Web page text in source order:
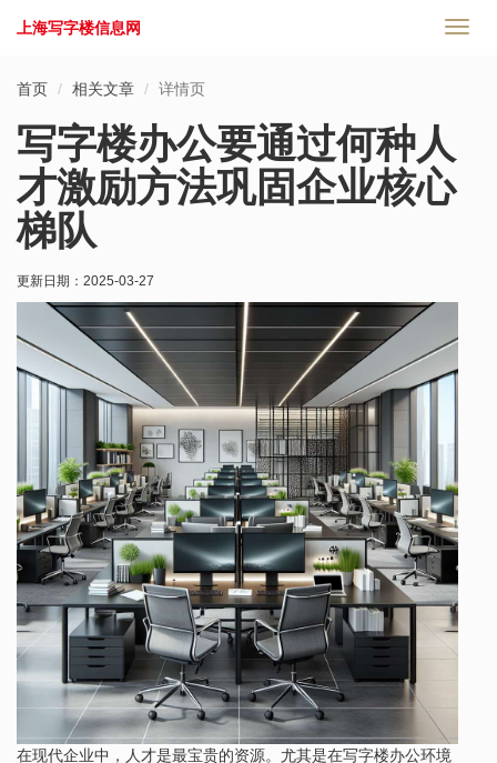
切
上海写字楼信息网
首页 相关文章 详情页
写字楼办公要通过何种人
才激励方法巩固企业核心
梯队
更新日期： 2025-03-27
在现代企业中，人才是最宝贵的资源。尤其是在写字楼办公环境